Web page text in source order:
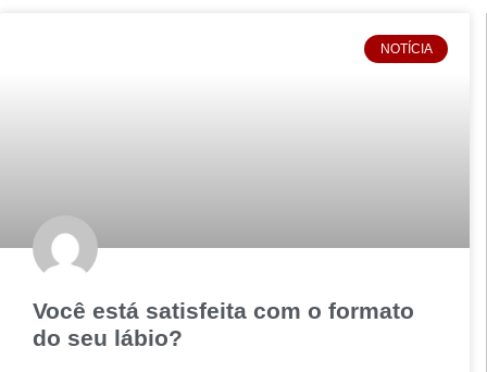
NOTÍCIA
Você está satisfeita com o formato
do seu lábio?